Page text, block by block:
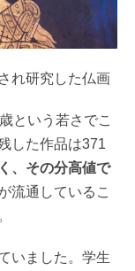
れ研究した仏画
という若さでこ
した作品は371
、その分高値で
流通しているこ
いました。学生